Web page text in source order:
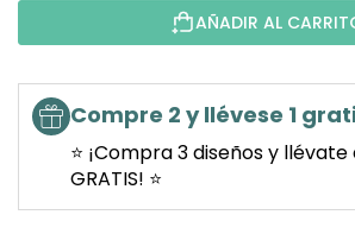
AÑADIR AL
Compre 2 y llévese 1
⭐ ¡Compra 3 diseños y
GRATIS! ⭐